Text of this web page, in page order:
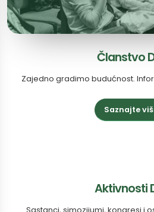
Članstvo
Zajedno gradimo budućnost.
Saznajte
Aktivnosti